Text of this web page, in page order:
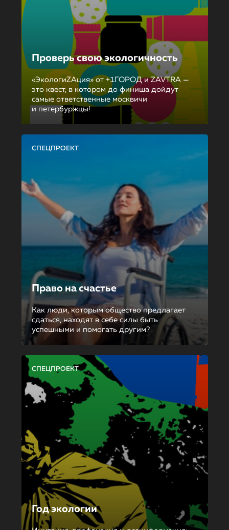
Проверь свою экологичность
«ЭкологиZAция» от +1ГОРОД и ZAVTRA —
это квест, в котором до финиша дойдут
самые ответственные москвичи
и петербуржцы!
СПЕЦПРОЕКТ
Право на счастье
Как люди, которым общество предлагает
сдаться, находят в себе силы быть
успешными и помогать другим?
СПЕЦПРОЕКТ
Год экологии